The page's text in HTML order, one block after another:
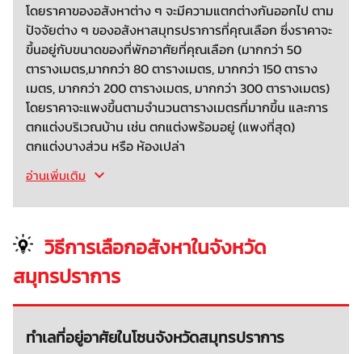
โดยราคาของอสังหาต่าง ๆ จะมีความแตกต่างกันออกไป ตาม
ปัจจัยต่าง ๆ ของอสังหาสมุทรปราการที่คุณเลือก ซึ่งราคาจะ
ขึ้นอยู่กับขนาดของที่พักอาศัยที่คุณเลือก (มากกว่า 50
ตารางเมตร,มากกว่า 80 ตารางเมตร, มากกว่า 150 ตาราง
เมตร, มากกว่า 200 ตารางเมตร, มากกว่า 300 ตารางเมตร)
โดยราคาจะแพงขึ้นตามจำนวนตารางเมตรที่มากขึ้น และการ
ตกแต่งบริเวณบ้าน เช่น ตกแต่งพร้อมอยู่ (แพงที่สุด)
ตกแต่งบางส่วน หรือ ห้องเปล่า
อ่านเพิ่มเติม
วิธีการเลือกอสังหาในจังหวัด
สมุทรปราการ
ทำเลที่อยู่อาศัยในโซนจังหวัดสมุทรปราการ